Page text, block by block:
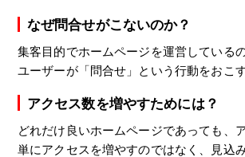
なぜ問合せがこないのか？
集客目的でホームページを運営している
ユーザーが「問合せ」という行動をおこ
アクセス数を増やすためには？
どれだけ良いホームページであっても、
単にアクセスを増やすのではなく、見込